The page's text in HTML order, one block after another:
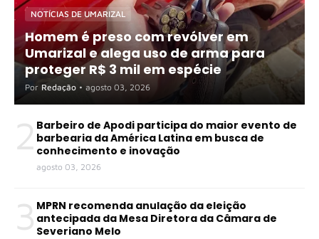
NOTÍCIAS DE UMARIZAL
Homem é preso com revólver em
Umarizal e alega uso de arma para
proteger R$ 3 mil em espécie
Por Redação • agosto 03, 2026
2 Barbeiro de Apodi participa do maior evento de
barbearia da América Latina em busca de
conhecimento e inovação
agosto 03, 2026
3 MPRN recomenda anulação da eleição
antecipada da Mesa Diretora da Câmara de
Severiano Melo